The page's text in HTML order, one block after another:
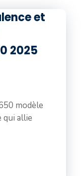
et
2025
modèle
qui allie